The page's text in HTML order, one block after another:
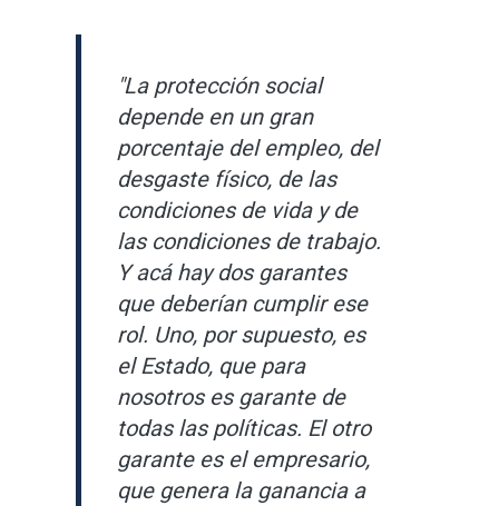
"La protección social
depende en un gran
porcentaje del empleo, del
desgaste físico, de las
condiciones de vida y de
las condiciones de trabajo.
Y acá hay dos garantes
que deberían cumplir ese
rol. Uno, por supuesto, es
el Estado, que para
nosotros es garante de
todas las políticas. El otro
garante es el empresario,
que genera la ganancia a